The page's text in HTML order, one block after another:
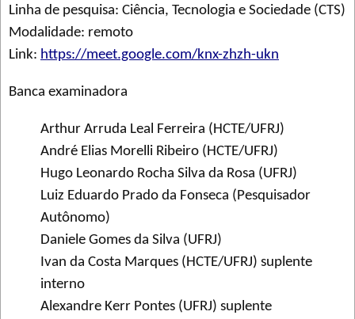
Linha de pesquisa: Ciência, Tecnologia e Sociedade (CTS)
Modalidade: remoto
Link: https://meet.google.com/knx-zhzh-ukn
Banca examinadora
Arthur Arruda Leal Ferreira (HCTE/UFRJ)
André Elias Morelli Ribeiro (HCTE/UFRJ)
Hugo Leonardo Rocha Silva da Rosa (UFRJ)
Luiz Eduardo Prado da Fonseca (Pesquisador
Autônomo)
Daniele Gomes da Silva (UFRJ)
Ivan da Costa Marques (HCTE/UFRJ) suplente
interno
Alexandre Kerr Pontes (UFRJ) suplente